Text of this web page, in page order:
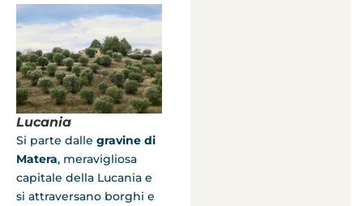
Lucania
Si parte dalle gravine di
Matera, meravigliosa
capitale della Lucania e
si attraversano borghi e